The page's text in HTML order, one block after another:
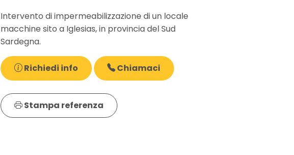
Intervento di impermeabilizzazione di un locale
macchine sito a Iglesias, in provincia del Sud
Sardegna.
Richiedi info Chiamaci
Stampa referenza